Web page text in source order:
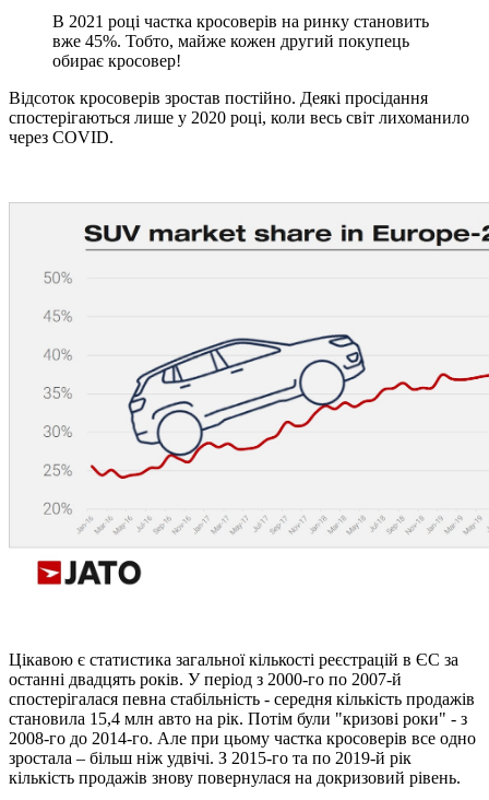
В 2021 році частка кросоверів на ринку становить
вже 45%. Тобто, майже кожен другий покупець
обирає кросовер!
Відсоток кросоверів зростав постійно. Деякі просідання
спостерігаються лише у 2020 році, коли весь світ лихоманило
через COVID.
Цікавою є статистика загальної кількості реєстрацій в ЄС за
останні двадцять років. У період з 2000-го по 2007-й
спостерігалася певна стабільність - середня кількість продажів
становила 15,4 млн авто на рік. Потім були "кризові роки" - з
2008-го до 2014-го. Але при цьому частка кросоверів все одно
зростала – більш ніж удвічі. З 2015-го та по 2019-й рік
кількість продажів знову повернулася на докризовий рівень.